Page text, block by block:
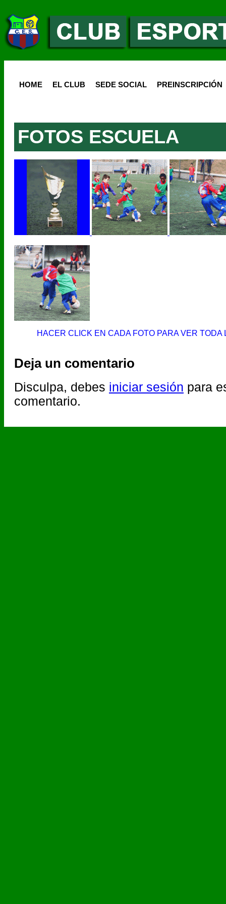
HOME EL CLUB SEDE SOCIAL PREINSCRIPCIÓN
FOTOS ESCUELA
HACER CLICK EN CADA FOTO PARA VER TODA
Deja un comentario
Disculpa, debes iniciar sesión para
comentario.